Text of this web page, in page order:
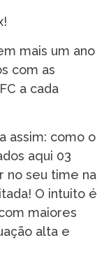
mais um ano
com as
a cada
assim: como o
aqui 03
no seu time na
O intuito é
maiores
alta e